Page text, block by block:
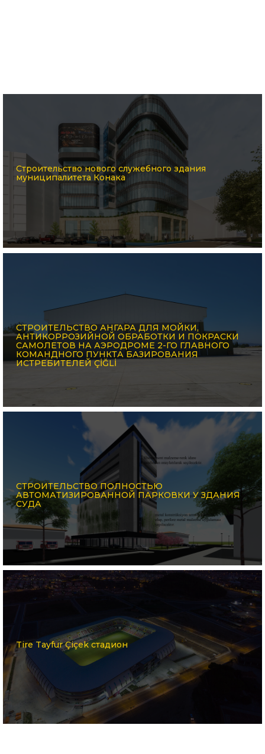
Строительство нового служебного здания
муниципалитета Конака
СТРОИТЕЛЬСТВО АНГАРА ДЛЯ МОЙКИ,
АНТИКОРРОЗИЙНОЙ ОБРАБОТКИ И ПОКРАСКИ
САМОЛЕТОВ НА АЭРОДРОМЕ 2-ГО ГЛАВНОГО
КОМАНДНОГО ПУНКТА БАЗИРОВАНИЯ
ИСТРЕБИТЕЛЕЙ ÇİĞLİ
СТРОИТЕЛЬСТВО ПОЛНОСТЬЮ
АВТОМАТИЗИРОВАННОЙ ПАРКОВКИ У ЗДАНИЯ
СУДА
Tire Tayfur Çiçek стадион